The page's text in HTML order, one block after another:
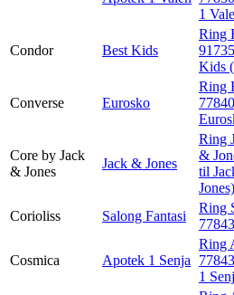
1
Condor Best Kids
Ring
Kids
Converse Eurosko
Ring
Core by Jack
& Jones
Jack & Jones
Ring
&
til
Jones)
Corioliss
Salong Fantasi
Ring
Cosmica Apotek 1 Senja
Ring
1